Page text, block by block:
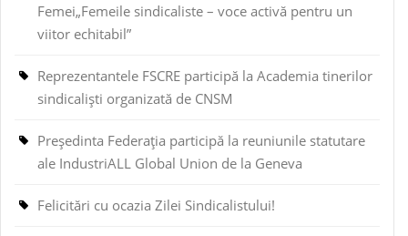
Femei„Femeile sindicaliste – voce activă pentru un
viitor echitabil”
Reprezentantele FSCRE participă la Academia tinerilor
sindicaliști organizată de CNSM
Președinta Federația participă la reuniunile statutare
ale IndustriALL Global Union de la Geneva
Felicitări cu ocazia Zilei Sindicalistului!